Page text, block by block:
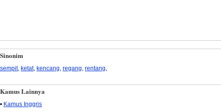
Sinonim
sempit, ketat, kencang regang rentang
Kamus Lainnya
• Kamus Inggris